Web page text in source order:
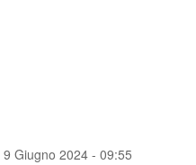
9 Giugno 2024 - 09:55